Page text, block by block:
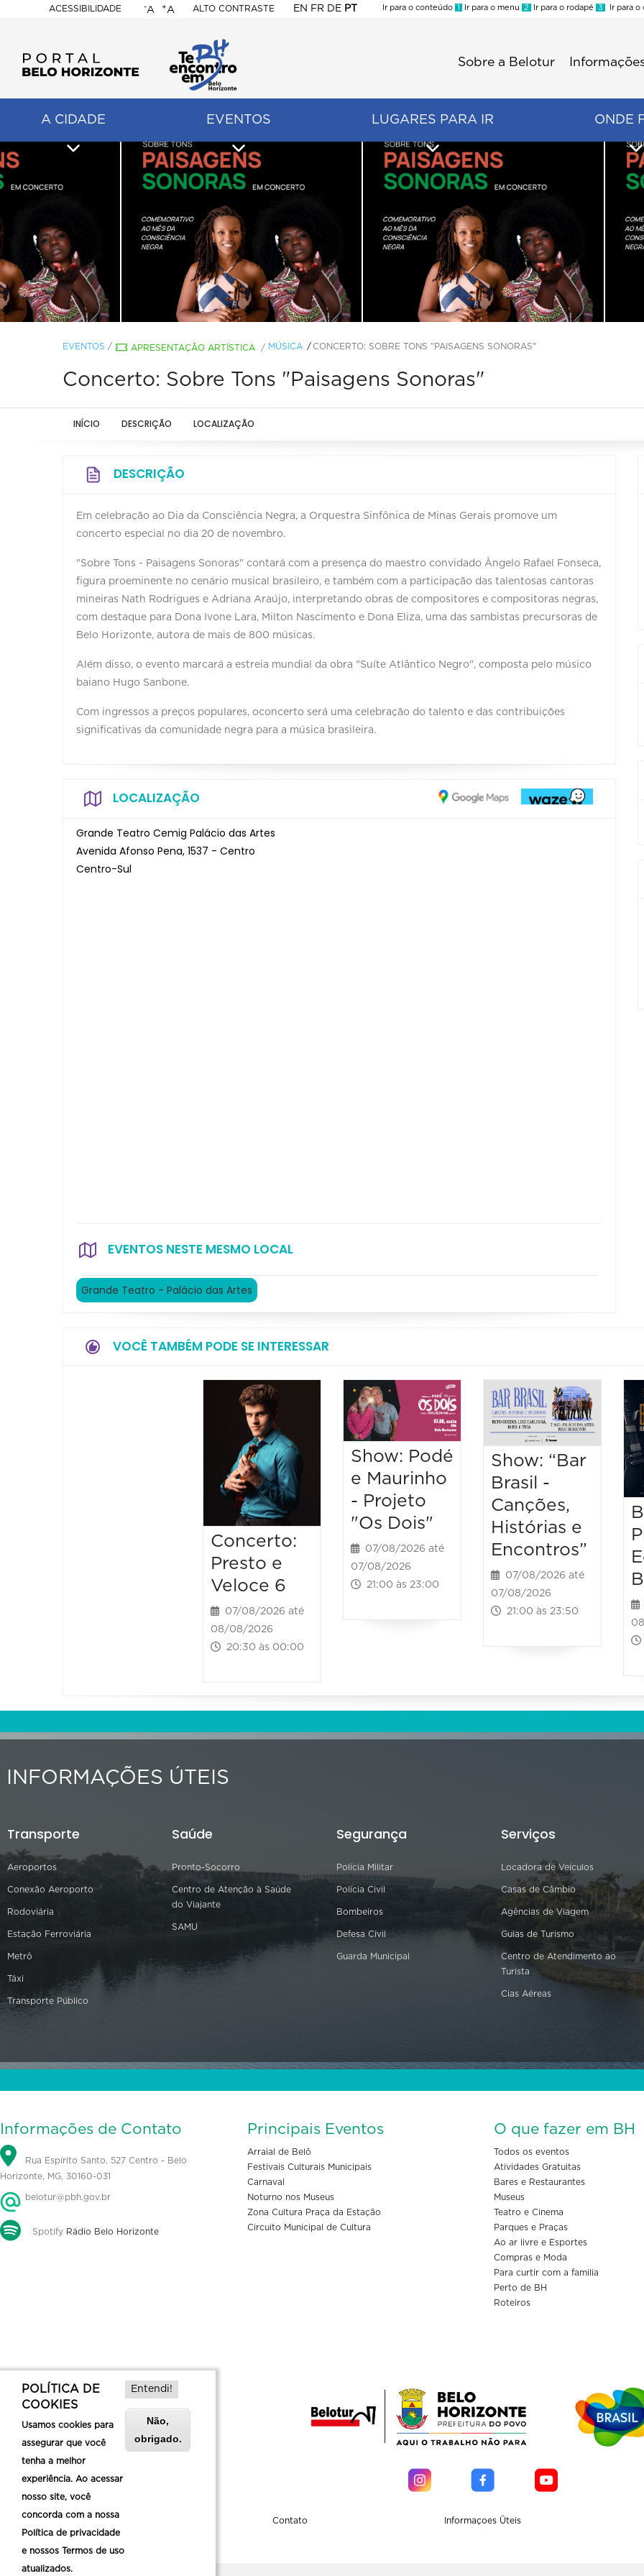
ACESSIBILIDADE
BELO
HORIZONTE
-A +A ALTO CONTRASTE EN FR DE PT
Ir para o conteúdo 1 Ir para o menu 2 Ir para o rodapé 3 Ir para o
Sobre a Belotur
A CIDADE EVENTOS LUGARES PARA IR ONDE
EVENTOS / APRESENTAÇÃO ARTÍSTICA / MÚSICA CONCERTO: SOBRE TONS "PAISAGENS SONORAS"
Concerto: Sobre Tons "Paisagens Sonoras"
INÍCIO DESCRIÇÃO LOCALIZAÇÃO
DESCRIÇÃO
Em celebração ao Dia da Consciência Negra, a Orquestra Sinfônica de Minas Gerais promove um
concerto especial no dia 20 de novembro.
"Sobre Tons - Paisagens Sonoras" contará com a presença do maestro convidado Ângelo Rafael Fonseca,
figura proeminente no cenário musical brasileiro, e também com a participação das talentosas cantoras
mineiras Nath Rodrigues e Adriana Araújo, interpretando obras de compositores e compositoras negras,
com destaque para Dona Ivone Lara, Milton Nascimento e Dona Eliza, uma das sambistas precursoras de
Belo Horizonte, autora de mais de 800 músicas.
Além disso, o evento marcará a estreia mundial da obra "Suíte Atlântico Negro", composta pelo músico
baiano Hugo Sanbone.
Com ingressos a preços populares, oconcerto será uma celebração do talento e das contribuições
significativas da comunidade negra para a música brasileira.
LOCALIZAÇÃO
Grande Teatro Cemig Palácio das Artes
Avenida Afonso Pena, 1537 - Centro
Centro-Sul
EVENTOS NESTE MESMO LOCAL
Grande Teatro - Palácio das Artes
VOCÊ TAMBÉM PODE SE INTERESSAR
Concerto:
Presto e
Veloce 6
07/08/2026 até
08/08/2026
20:30 às 00:00
Show: Podé
e Maurinho
- Projeto
"Os Dois"
07/08/2026 até
07/08/2026
21:00 às 23:00
Show: “Bar
Brasil -
Canções,
Histórias e
Encontros”
07/08/2026 até
07/08/2026
21:00 às 23:50
INFORMAÇÕES ÚTEIS
Transporte
Aeroportos
Conexão Aeroporto
Rodoviária
Estação Ferroviária
Metrô
Táxi
Transporte Público
Saúde
Pronto-Socorro
Centro de Atenção à Saúde
do Viajante
SAMU
Segurança
Polícia Militar
Polícia Civil
Bombeiros
Defesa Civil
Guarda Municipal
Serviços
Locadora de Veículos
Casas de Câmbio
Agências de Viagem
Guias de Turismo
Centro de Atendimento ao
Turista
Cias Aéreas
Informações de Contato
Rua Espírito Santo, 527 Centro - Belo
Horizonte, MG, 30160-031
belotur@pbh.gov.br
Spotify Rádio Belo Horizonte
Principais Eventos
Arraial de Belô
Festivais Culturais Municipais
Carnaval
Noturno nos Museus
Zona Cultura Praça da Estação
Circuito Municipal de Cultura
O que fazer em BH
Todos os eventos
Atividades Gratuitas
Bares e Restaurantes
Museus
Teatro e Cinema
Parques e Praças
Ao ar livre e Esportes
Compras e Moda
Para curtir com a familia
Perto de BH
Roteiros
Sobre a Belotur Contato Informaçoes Üteis
POLÍTICA DE
COOKIES
Usamos cookies para
assegurar que você
tenha a melhor
experiência. Ao acessar
nosso site, você
concorda com a nossa
Política de privacidade
e nossos Termos de uso
atualizados.
Entendi!
Não,
obrigado.